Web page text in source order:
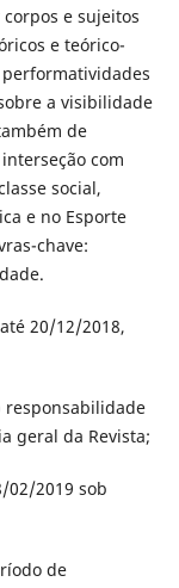
e sujeitos
e teórico-
a visibilidade
de
com
social,
e no Esporte
chave:
20/12/2018,
responsabilidade
geral da Revista;
02/2019 sob
de